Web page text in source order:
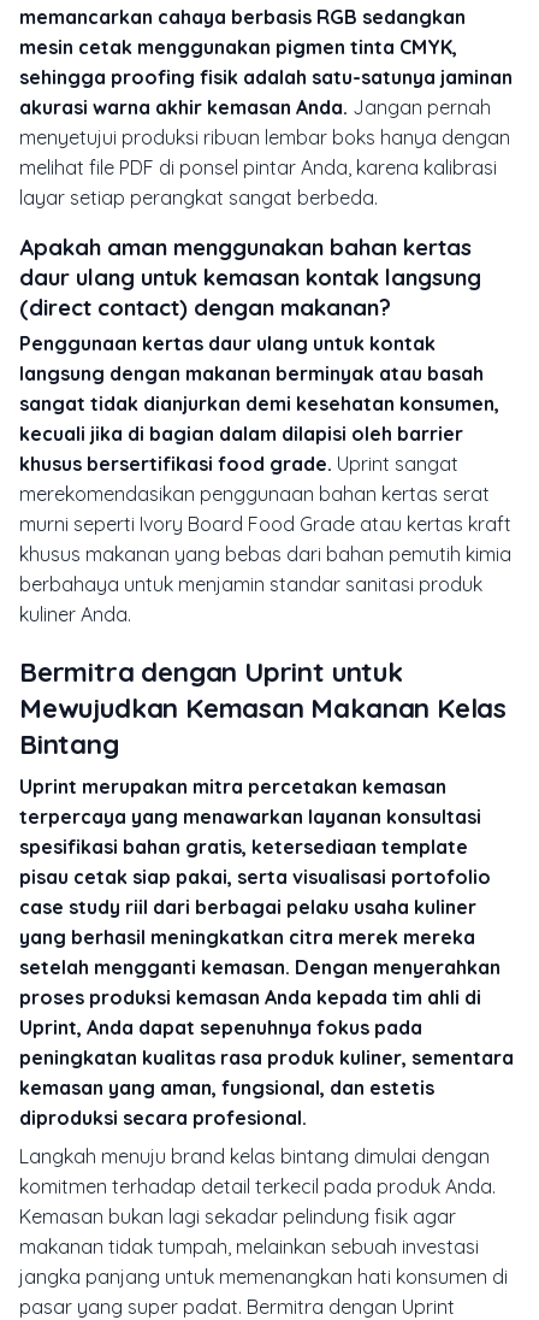
memancarkan cahaya berbasis RGB sedangkan
mesin cetak menggunakan pigmen tinta CMYK,
sehingga proofing fisik adalah satu-satunya jaminan
akurasi warna akhir kemasan Anda. Jangan pernah
menyetujui produksi ribuan lembar boks hanya dengan
melihat file PDF di ponsel pintar Anda, karena kalibrasi
layar setiap perangkat sangat berbeda.
Apakah aman menggunakan bahan kertas
daur ulang untuk kemasan kontak langsung
(direct contact) dengan makanan?
Penggunaan kertas daur ulang untuk kontak
langsung dengan makanan berminyak atau basah
sangat tidak dianjurkan demi kesehatan konsumen,
kecuali jika di bagian dalam dilapisi oleh barrier
khusus bersertifikasi food grade. Uprint sangat
merekomendasikan penggunaan bahan kertas serat
murni seperti Ivory Board Food Grade atau kertas kraft
khusus makanan yang bebas dari bahan pemutih kimia
berbahaya untuk menjamin standar sanitasi produk
kuliner Anda.
Bermitra dengan Uprint untuk
Mewujudkan Kemasan Makanan Kelas
Bintang
Uprint merupakan mitra percetakan kemasan
terpercaya yang menawarkan layanan konsultasi
spesifikasi bahan gratis, ketersediaan template
pisau cetak siap pakai, serta visualisasi portofolio
case study riil dari berbagai pelaku usaha kuliner
yang berhasil meningkatkan citra merek mereka
setelah mengganti kemasan. Dengan menyerahkan
proses produksi kemasan Anda kepada tim ahli di
Uprint, Anda dapat sepenuhnya fokus pada
peningkatan kualitas rasa produk kuliner, sementara
kemasan yang aman, fungsional, dan estetis
diproduksi secara profesional.
Langkah menuju brand kelas bintang dimulai dengan
komitmen terhadap detail terkecil pada produk Anda.
Kemasan bukan lagi sekadar pelindung fisik agar
makanan tidak tumpah, melainkan sebuah investasi
jangka panjang untuk memenangkan hati konsumen di
pasar yang super padat. Bermitra dengan Uprint